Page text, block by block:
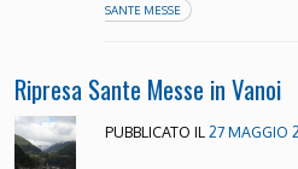
SANTE MESSE
Ripresa Sante Messe in Vanoi
PUBBLICATO IL 27 MAGGIO